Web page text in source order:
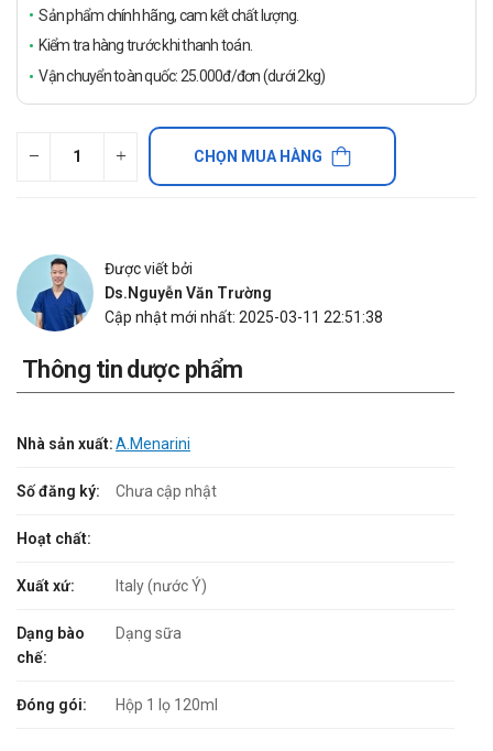
Sản phẩm chính hãng, cam kết chất lượng.
Kiểm tra hàng trước khi thanh toán.
Vận chuyển toàn quốc: 25.000đ/đơn (dưới 2kg)
CHỌN MUA HÀNG
Được viết bởi
Ds.Nguyễn Văn Trường
Cập nhật mới nhất: 2025-03-11 22:51:38
Thông tin dược phẩm
Nhà sản xuất:A.Menarini
Số đăng ký: Chưa cập nhật
Hoạt chất:
Xuất xứ: Italy (nước Ý)
Dạng bào
chế:
Dạng sữa
Đóng gói: Hộp 1 lọ 120ml